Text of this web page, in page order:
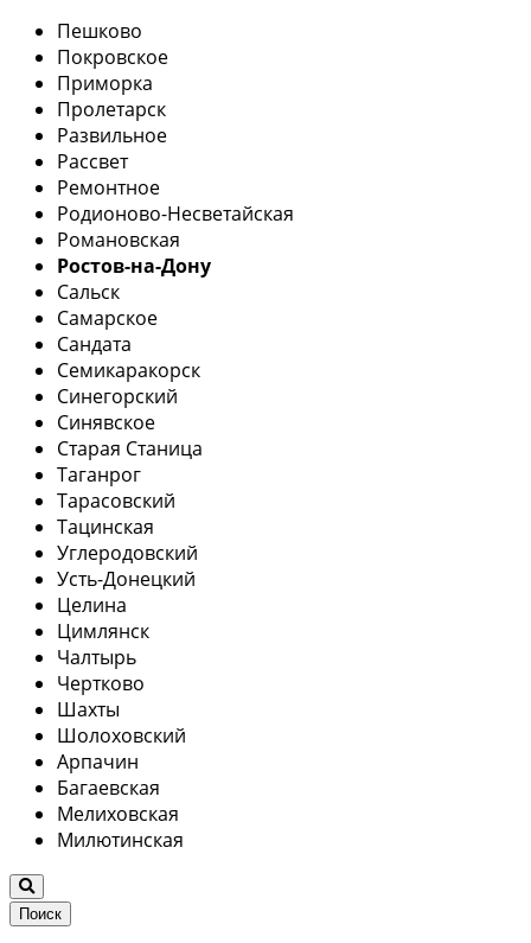
Пешково
Покровское
Приморка
Пролетарск
Развильное
Рассвет
Ремонтное
Родионово-Несветайская
Романовская
Ростов-на-Дону
Сальск
Самарское
Сандата
Семикаракорск
Синегорский
Синявское
Старая Станица
Таганрог
Тарасовский
Тацинская
Углеродовский
Усть-Донецкий
Целина
Цимлянск
Чалтырь
Чертково
Шахты
Шолоховский
Арпачин
Багаевская
Мелиховская
Милютинская
Поиск